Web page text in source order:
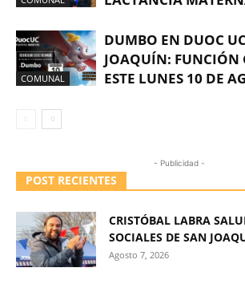
COMUNAL
DUMBO EN DUOC
JOAQUÍN: FUNCIÓN
ESTE LUNES 10 DE
- Publicidad -
POST RECIENTES
CRISTÓBAL LABRA
SOCIALES DE SAN
Agosto 7, 2026